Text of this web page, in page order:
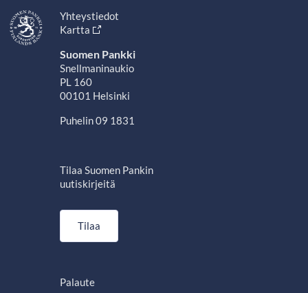
Yhteystiedot
Kartta
Suomen Pankki
Snellmaninaukio
PL 160
00101 Helsinki
Puhelin 09 1831
Tilaa Suomen Pankin
uutiskirjeitä
Tilaa
Palaute